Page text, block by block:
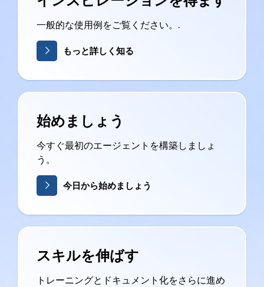
一般的な使用例をご覧ください。.
もっと詳しく知る
始めましょう
今すぐ最初のエージェントを構築しましょ
う。
今日から始めましょう
スキルを伸ばす
トレーニングとドキュメント化をさらに進め